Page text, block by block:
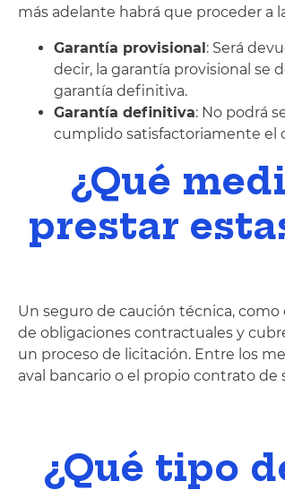
más adelante habrá que proceder a
Garantía provisional: Será
decir, la garantía provisional se
garantía definitiva.
Garantía definitiva: No podrá
cumplido satisfactoriamente el
¿Qué
prestar
Un seguro de caución técnica,
de obligaciones contractuales y
un proceso de licitación. Entre los
aval bancario o el propio contrato de
¿Qué tipo